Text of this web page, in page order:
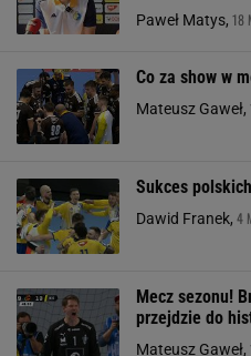
Paweł Matys, 18
Co za show w
Mateusz Gaweł,
Sukces
Dawid Franek, 4
Mecz sezonu!
przejdzie do
Mateusz Gaweł,